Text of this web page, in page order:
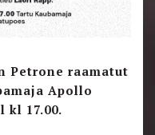
Petrone raamatut
Apollo
kl 17.00.